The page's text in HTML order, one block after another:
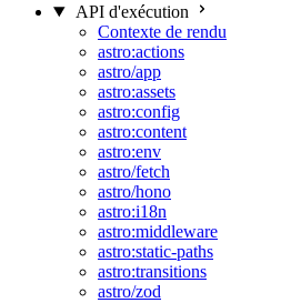
API d'exécution
Contexte de rendu
astro:actions
astro/app
astro:assets
astro:config
astro:content
astro:env
astro/fetch
astro/hono
astro:i18n
astro:middleware
astro:static-paths
astro:transitions
astro/zod